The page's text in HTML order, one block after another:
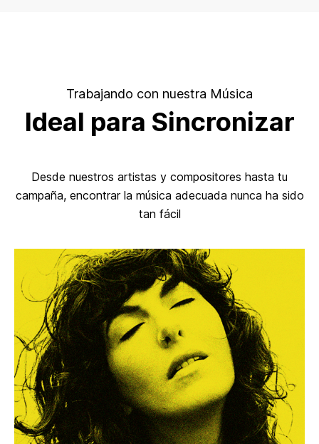
Trabajando con nuestra Música
Ideal para Sincronizar
Desde nuestros artistas y compositores hasta tu
campaña, encontrar la música adecuada nunca ha sido
tan fácil